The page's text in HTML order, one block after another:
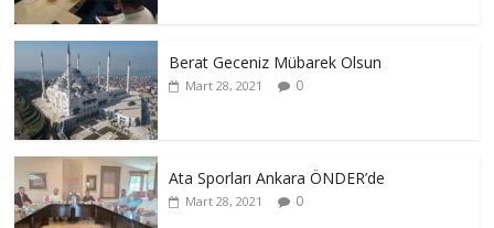
Berat Geceniz Mübarek Olsun
Mart 28, 2021 0
Ata Sporları Ankara ÖNDER’de
Mart 28, 2021 0